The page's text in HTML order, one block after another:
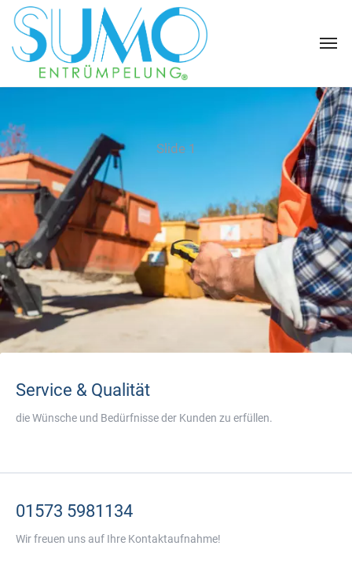
Slide 1
Service & Qualität
die Wünsche und Bedürfnisse der Kunden zu erfüllen.
01573 5981134
Wir freuen uns auf Ihre Kontaktaufnahme!